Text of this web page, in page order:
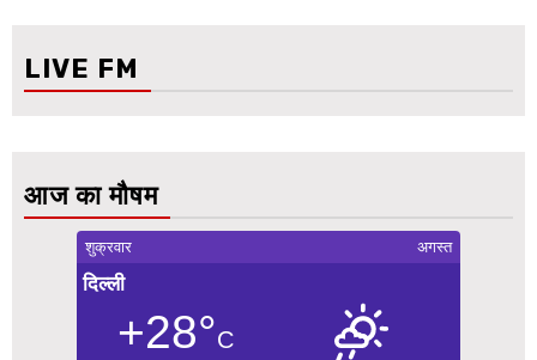
LIVE FM
आज का मौषम
शुक्रवार अगस्त
दिल्ली
+28°C